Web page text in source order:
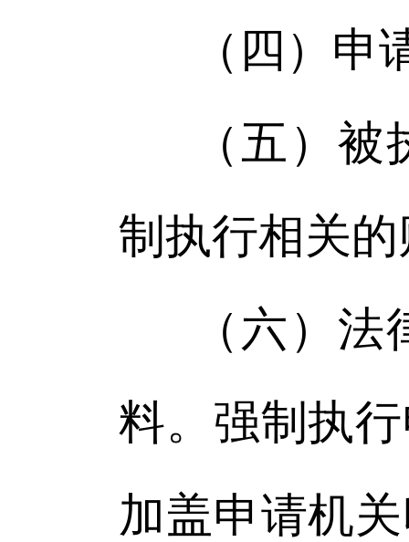
（四）
（五）
制执行相关
（六）
料。强制执
加盖申请机